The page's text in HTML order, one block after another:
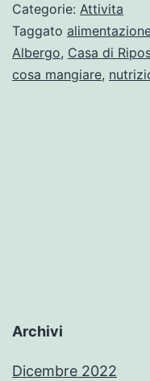
Categorie: Attivita
Taggato
Albergo, Casa di
cosa mangiare,
Archivi
Dicembre 2022